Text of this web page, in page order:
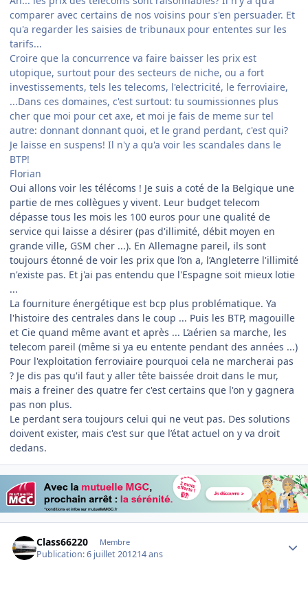
comparer avec certains de nos voisins pour s'en persuader. Et
qu'a regarder les saisies de tribunaux pour ententes sur les
tarifs...
Croire que la concurrence va faire baisser les prix est
utopique, surtout pour des secteurs de niche, ou a fort
investissements, tels les telecoms, l'electricité, le ferroviaire,
...Dans ces domaines, c'est surtout: tu soumissionnes plus
cher que moi pour cet axe, et moi je fais de meme sur tel
autre: donnant donnant quoi, et le grand perdant, c'est qui?
Je laisse en suspens! Il n'y a qu'a voir les scandales dans le
BTP!
Florian
Oui allons voir les télécoms ! Je suis a coté de la Belgique une
partie de mes collègues y vivent. Leur budget telecom
dépasse tous les mois les 100 euros pour une qualité de
service qui laisse a désirer (pas d'illimité, débit moyen en
grande ville, GSM cher ...). En Allemagne pareil, ils sont
toujours étonné de voir les prix que l’on a, l’Angleterre l'illimité
n'existe pas. Et j'ai pas entendu que l'Espagne soit mieux lotie
...
La fourniture énergétique est bcp plus problématique. Ya
l'histoire des centrales dans le coup ... Puis les BTP, magouille
et Cie quand même avant et après ... L’aérien sa marche, les
telecom pareil (même si ya eu entente pendant des années ...)
Pour l'exploitation ferroviaire pourquoi cela ne marcherai pas
? Je dis pas qu'il faut y aller tête baissée droit dans le mur,
mais a freiner des quatre fer c'est certains que l'on y gagnera
pas non plus.
Le perdant sera toujours celui qui ne veut pas. Des solutions
doivent exister, mais c'est sur que l’état actuel on y va droit
dedans.
Class66220 Membre
Publication:6 juillet 201214 ans